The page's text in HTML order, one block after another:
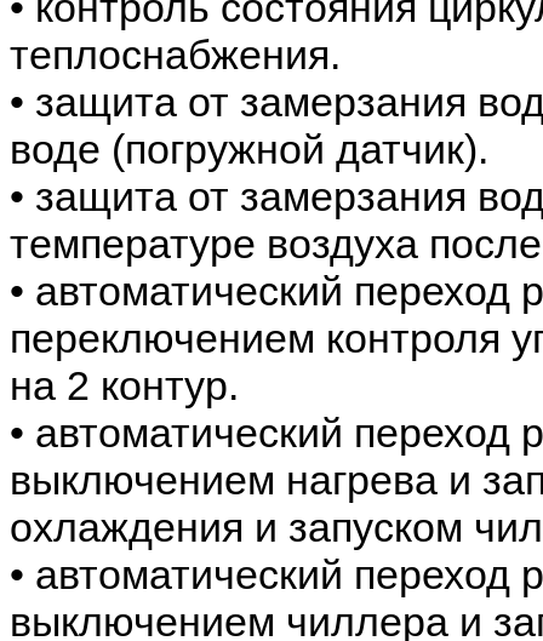
теплоснабжения.
• защита от замерзания
воде (погружной датчик).
• защита от замерзания
температуре воздуха
• автоматический
переключением контроля
на 2 контур.
• автоматический
выключением нагрева и
охлаждения и запуском
• автоматический
выключением чиллера и